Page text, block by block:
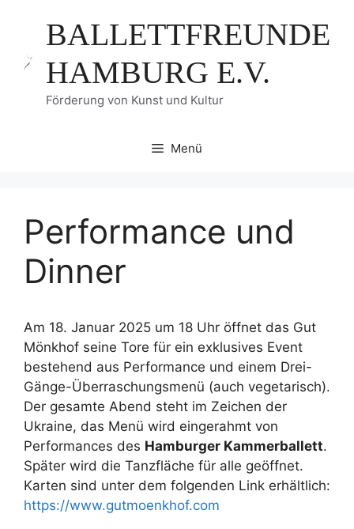
springenBALLETTFREUNDE
HAMBURG E.V.
Förderung von Kunst und Kultur
Menü
Performance und
Dinner
Am 18. Januar 2025 um 18 Uhr öffnet das Gut
Mönkhof seine Tore für ein exklusives Event
bestehend aus Performance und einem Drei-
Gänge-Überraschungsmenü (auch vegetarisch).
Der gesamte Abend steht im Zeichen der
Ukraine, das Menü wird eingerahmt von
Performances des Hamburger Kammerballett.
Später wird die Tanzfläche für alle geöffnet.
Karten sind unter dem folgenden Link erhältlich:
https://www.gutmoenkhof.com